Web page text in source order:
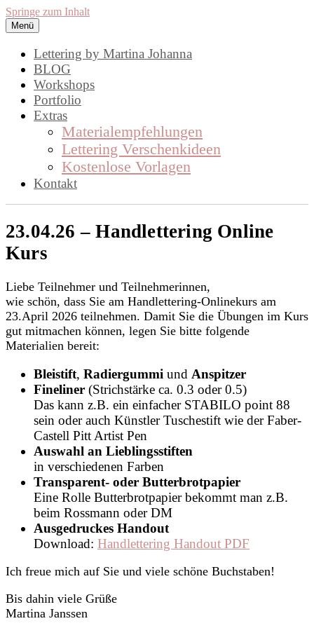
Springe zum Inhalt
Handlettering by Martina Johanna.
Workshops, Inspirationen und DIY,
rund um das Thema Lettering
Menü
Lettering by Martina Johanna
BLOG
Workshops
Portfolio
Extras
Materialempfehlungen
Lettering Verschenkideen
Kostenlose Vorlagen
Kontakt
23.04.26 – Handlettering Online
Kurs
Liebe Teilnehmer und Teilnehmerinnen,
wie schön, dass Sie am Handlettering-Onlinekurs am
23.April 2026 teilnehmen. Damit Sie die Übungen im Kurs
gut mitmachen können, legen Sie bitte folgende
Materialien bereit:
Bleistift, Radiergummi und Anspitzer
Fineliner (Strichstärke ca. 0.3 oder 0.5)
Das kann z.B. ein einfacher STABILO point 88
sein oder auch Künstler Tuschestift wie der Faber-
Castell Pitt Artist Pen
Auswahl an Lieblingsstiften
in verschiedenen Farben
Transparent- oder Butterbrotpapier
Eine Rolle Butterbrotpapier bekommt man z.B.
beim Rossmann oder DM
Ausgedruckes Handout
Download: Handlettering Handout PDF
Ich freue mich auf Sie und viele schöne Buchstaben!
Bis dahin viele Grüße
Martina Janssen